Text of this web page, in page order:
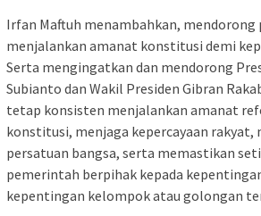
Irfan Maftuh menambahkan,
menjalankan amanat konstitusi demi
Serta mengingatkan dan mendorong
Subianto dan Wakil Presiden Gibran
tetap konsisten menjalankan amanat
konstitusi, menjaga kepercayaan rakyat,
persatuan bangsa, serta memastikan
pemerintah berpihak kepada
kepentingan kelompok atau golongan